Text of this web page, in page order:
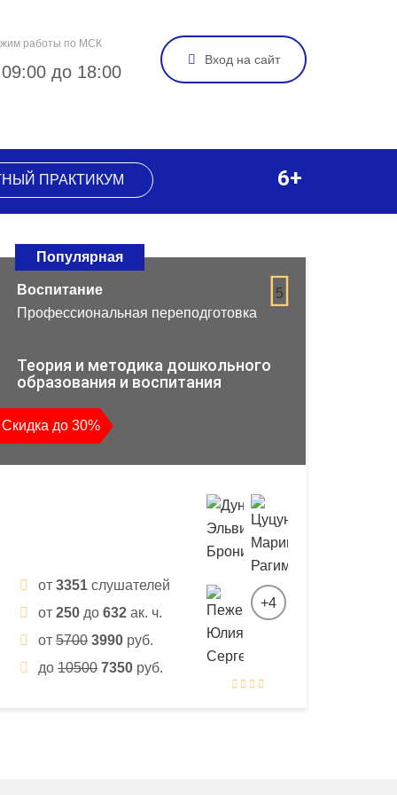
работы по МСК
до 18:00
Вход на сайт
ПРАКТИКУМ 6+
Популярная
5
Воспитание
Профессиональная переподготовка
Теория и методика дошкольного
образования и воспитания
Скидка до 30%
от 3351 слушателей
от 250 до 632 ак. ч.
от 5700 3990 руб.
до 10500 7350 руб.
+4